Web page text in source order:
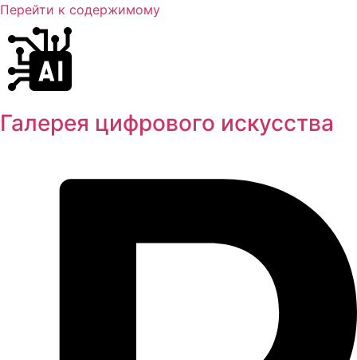
Перейти к содержимому
Галерея цифрового искусства